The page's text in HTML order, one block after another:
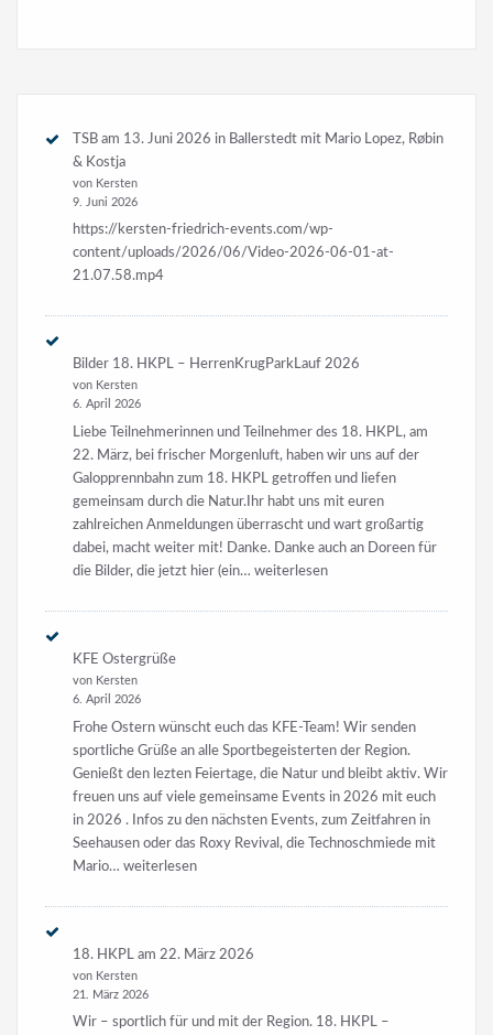
TSB am 13. Juni 2026 in Ballerstedt mit Mario Lopez, Røbin
& Kostja
von Kersten
9. Juni 2026
https://kersten-friedrich-events.com/wp-
content/uploads/2026/06/Video-2026-06-01-at-
21.07.58.mp4
Bilder 18. HKPL – HerrenKrugParkLauf 2026
von Kersten
6. April 2026
Liebe Teilnehmerinnen und Teilnehmer des 18. HKPL, am
22. März, bei frischer Morgenluft, haben wir uns auf der
Galopprennbahn zum 18. HKPL getroffen und liefen
gemeinsam durch die Natur.Ihr habt uns mit euren
zahlreichen Anmeldungen überrascht und wart großartig
dabei, macht weiter mit! Danke. Danke auch an Doreen für
die Bilder, die jetzt hier (ein… Bilder
HKPL
weiterlesen
KFE Ostergrüße
von Kersten
6. April 2026
Frohe Ostern wünscht euch das KFE-Team! Wir senden
sportliche Grüße an alle Sportbegeisterten der Region.
Genießt den lezten Feiertage, die Natur und bleibt aktiv. Wir
freuen uns auf viele gemeinsame Events in 2026 mit euch
in 2026 . Infos zu den nächsten Events, zum Zeitfahren in
Seehausen oder das Roxy Revival, die Technoschmiede mit
Mario… KFE
weiterlesen
18. HKPL am 22. März 2026
von Kersten
21. März 2026
Wir – sportlich für und mit der Region. 18. HKPL –